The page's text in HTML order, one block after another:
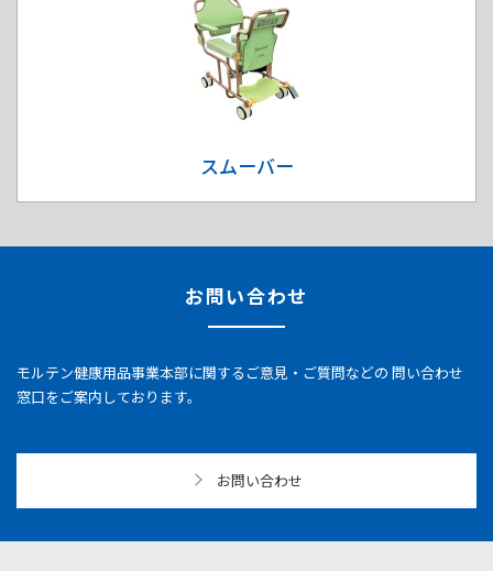
スムーバー
お問い合わせ
モルテン健康用品事業本部に関するご意見・ご質問などの 問い合わせ
窓口をご案内しております。
お問い合わせ